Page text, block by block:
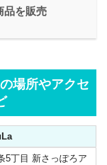
品を販売
場所やアクセ
5丁目 新さっぽろア